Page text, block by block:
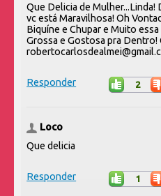
Que Delicia de
vc está Maravilhosa! Oh
Biquíne e Chupar e Muito
Grossa e Gostosa pra
Responder 2
Loco
Que delicia
Responder 1